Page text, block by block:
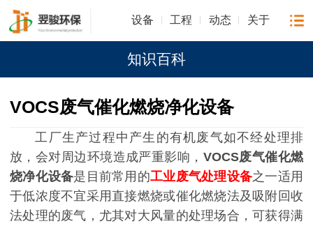
设备 工程 动态 关于
知识百科
VOCS废气催化燃烧净化设备
工厂生产过程中产生的有机废气如不经处理排
放，会对周边环境造成严重影响， VOCS废气催化燃
烧净化设备是目前常用的工业废气处理设备之一适用
于低浓度不宜采用直接燃烧或催化燃烧法及吸附回收
法处理的废气，尤其对大风量的处理场合，可获得满